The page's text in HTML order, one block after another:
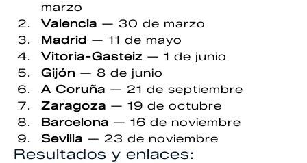
marzo
Valencia — 30 de marzo
Madrid — 11 de mayo
Vitoria-Gasteiz — 1 de junio
Gijón — 8 de junio
A Coruña — 21 de septiembre
Zaragoza — 19 de octubre
Barcelona — 16 de noviembre
Sevilla — 23 de noviembre
Resultados y enlaces: